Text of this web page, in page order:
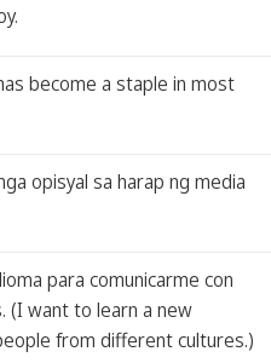
become a staple in most
opisyal sa harap ng media
para comunicarme con
(I want to learn a new
from different cultures.)